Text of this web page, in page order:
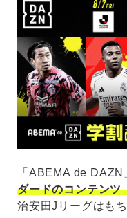
「ABEMA de DAZN
ダードのコンテン
治安田Jリーグはも